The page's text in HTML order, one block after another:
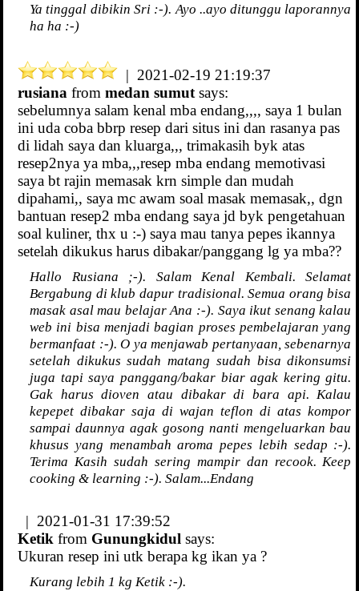
Ya tinggal dibikin Sri :-). Ayo ..ayo ditunggu laporannya
ha ha :-)
| 2021-02-19 21:19:37
rusiana from medan sumut says:
sebelumnya salam kenal mba endang,,,, saya 1 bulan
ini uda coba bbrp resep dari situs ini dan rasanya pas
di lidah saya dan kluarga,,, trimakasih byk atas
resep2nya ya mba,,,resep mba endang memotivasi
saya bt rajin memasak krn simple dan mudah
dipahami,, saya mc awam soal masak memasak,, dgn
bantuan resep2 mba endang saya jd byk pengetahuan
soal kuliner, thx u :-) saya mau tanya pepes ikannya
setelah dikukus harus dibakar/panggang lg ya mba??
Hallo Rusiana ;-). Salam Kenal Kembali. Selamat
Bergabung di klub dapur tradisional. Semua orang bisa
masak asal mau belajar Ana :-). Saya ikut senang kalau
web ini bisa menjadi bagian proses pembelajaran yang
bermanfaat :-). O ya menjawab pertanyaan, sebenarnya
setelah dikukus sudah matang sudah bisa dikonsumsi
juga tapi saya panggang/bakar biar agak kering gitu.
Gak harus dioven atau dibakar di bara api. Kalau
kepepet dibakar saja di wajan teflon di atas kompor
sampai daunnya agak gosong nanti mengeluarkan bau
khusus yang menambah aroma pepes lebih sedap :-).
Terima Kasih sudah sering mampir dan recook. Keep
cooking & learning :-). Salam...Endang
| 2021-01-31 17:39:52
Ketik from Gunungkidul says:
Ukuran resep ini utk berapa kg ikan ya ?
Kurang lebih 1 kg Ketik :-).